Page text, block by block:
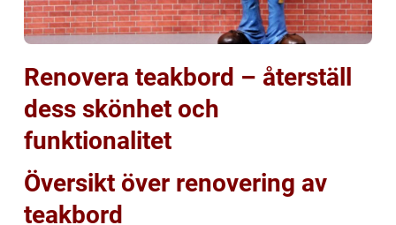
Renovera teakbord – återställ
dess skönhet och
funktionalitet
Översikt över renovering av
teakbord